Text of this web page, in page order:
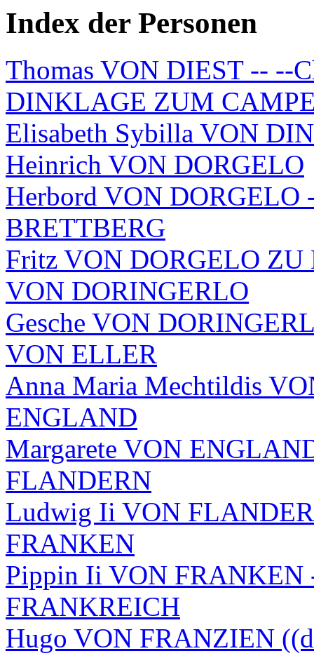
Index der Personen
Thomas VON DIEST -- --
DINKLAGE ZUM
Elisabeth Sybilla VON
Heinrich VON DORGELO
Herbord VON
BRETTBERG
Fritz VON DORGELO
VON DORINGERLO
Gesche VON
VON ELLER
Anna Maria Mechtildis
ENGLAND
Margarete VON
FLANDERN
Ludwig Ii VON
FRANKEN
Pippin Ii VON FRANKEN
FRANKREICH
Hugo VON FRANZIEN